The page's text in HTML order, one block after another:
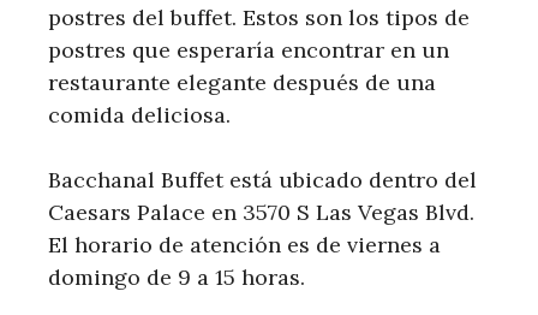
postres del buffet. Estos son los tipos de
postres que esperaría encontrar en un
restaurante elegante después de una
comida deliciosa.
Bacchanal Buffet está ubicado dentro del
Caesars Palace en 3570 S Las Vegas Blvd.
El horario de atención es de viernes a
domingo de 9 a 15 horas.